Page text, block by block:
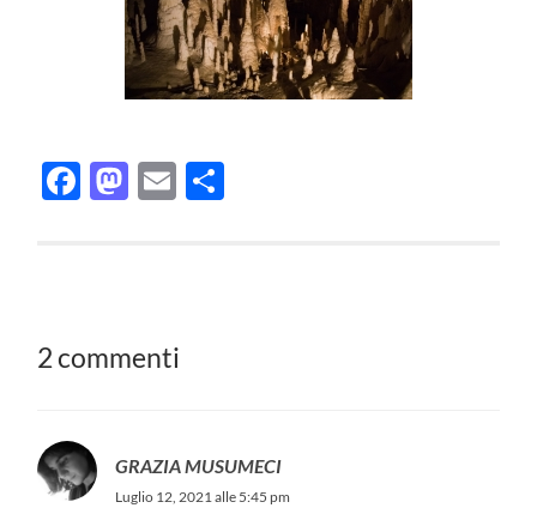
Facebook
Mastodon
Email
2 commenti
GRAZIA MUSUMECI
Luglio 12, 2021 alle 5:45 pm